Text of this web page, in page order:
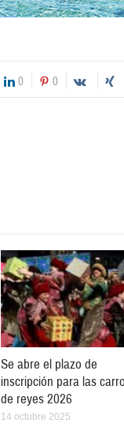
0 0
Se abre el plazo de
inscripción para las
de reyes 2026
14 octubre 2025